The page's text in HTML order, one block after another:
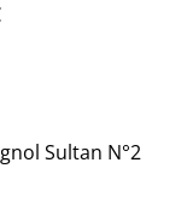
Sultan N°2